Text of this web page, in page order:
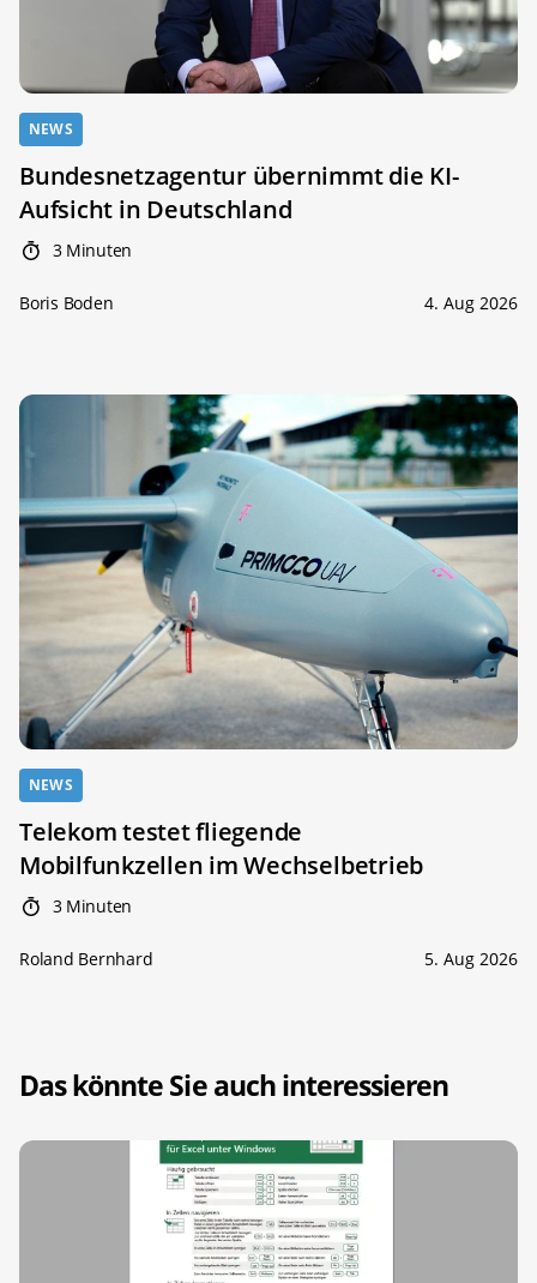
NEWS
Bundesnetzagentur übernimmt die KI-
Aufsicht in Deutschland
3 Minuten
Boris Boden 4. Aug 2026
NEWS
Telekom testet fliegende
Mobilfunkzellen im Wechselbetrieb
3 Minuten
Roland Bernhard 5. Aug 2026
Das könnte Sie auch interessieren